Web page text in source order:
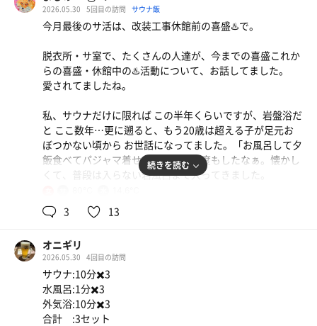
2026.05.30 5回目の訪問 サウナ飯
今月最後のサ活は、改装工事休館前の喜盛♨️で。
脱衣所・サ室で、たくさんの人達が、今までの喜盛これか
らの喜盛・休館中の♨️活動について、お話してました。
愛されてましたね。
私、サウナだけに限れば この半年くらいですが、岩盤浴だ
と ここ数年…更に遡ると、もう20歳は超える子が足元お
ぼつかない頃から お世話になってました。「お風呂して夕
飯食べてパジャマ着せて帰る」を何度もしたなぁ。懐かし
くて、普段は入らない岩風呂まで入ってきました。
もちろん、岩盤浴→浴室サウナと、1日中蒸されました
よ。
また2ヶ月後にね
続きを読む
3 13
オニギリ
2026.05.30 4回目の訪問
サウナ:10分✖️3
水風呂:1分✖️3
外気浴:10分✖️3
合計 :3セット